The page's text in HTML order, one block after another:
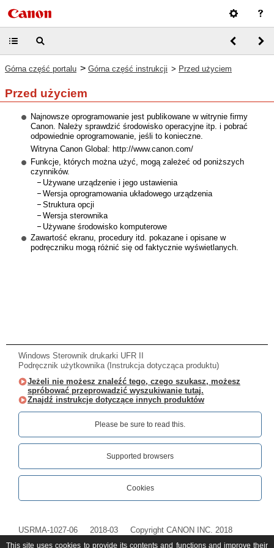
Górna część portalu > Górna część instrukcji > Przed użyciem
Przed użyciem
Najnowsze oprogramowanie jest publikowane w witrynie firmy
Canon. Należy sprawdzić środowisko operacyjne itp. i pobrać
odpowiednie oprogramowanie, jeśli to konieczne.
Witryna Canon Global: http://www.canon.com/
Funkcje, których można użyć, mogą zależeć od poniższych
czynników.
Używane urządzenie i jego ustawienia
Wersja oprogramowania układowego urządzenia
Struktura opcji
Wersja sterownika
Używane środowisko komputerowe
Zawartość ekranu, procedury itd. pokazane i opisane w
podręczniku mogą różnić się od faktycznie wyświetlanych.
Windows Sterownik drukarki UFR II
Podręcznik użytkownika (Instrukcja dotycząca produktu)
Jeżeli nie możesz znaleźć tego, czego szukasz, możesz
spróbować przeprowadzić wyszukiwanie tutaj.
Znajdź instrukcje dotyczące innych produktów
Please be sure to read this.‎
Supported browsers
Cookies
USRMA-1027-06 2018-03 Copyright CANON INC. 2018
This site uses cookies to provide its contents and functions and improve their